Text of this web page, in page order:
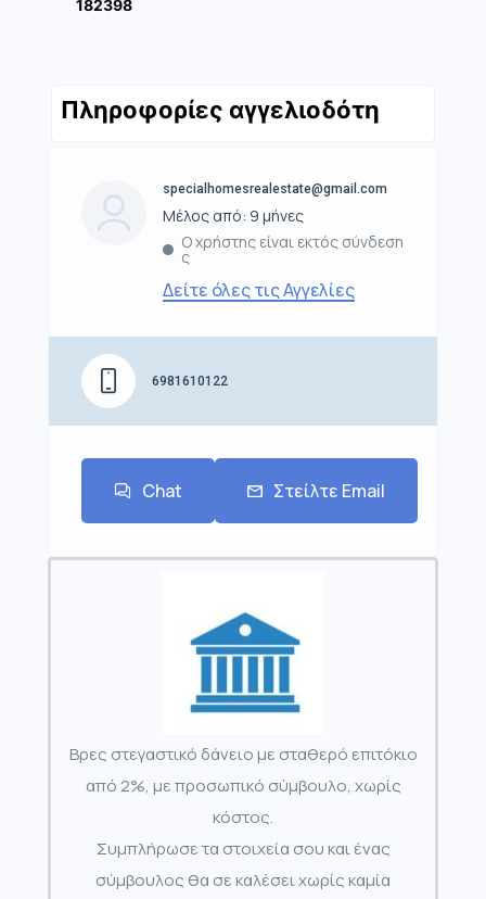
182398
Πληροφορίες αγγελιοδότη
specialhomesrealestate@gmail.com
Μέλος από: 9 μήνες
Ο χρήστης είναι εκτός σύνδεση
ς
Δείτε όλες τις Αγγελίες
6981610122
Chat Στείλτε Email
Βρες στεγαστικό δάνειο με σταθερό επιτόκιο
από 2%, με προσωπικό σύμβουλο, χωρίς
κόστος.
Συμπλήρωσε τα στοιχεία σου και ένας
σύμβουλος θα σε καλέσει χωρίς καμία